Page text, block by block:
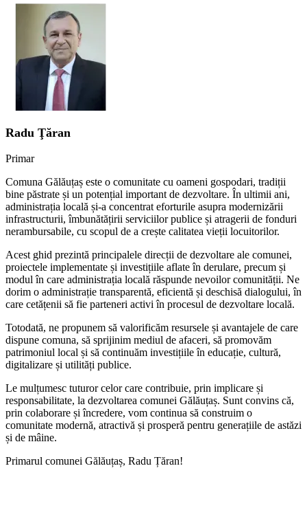
Radu Ţăran
Primar
Comuna Gălăuțaș este o comunitate cu oameni gospodari, tradiții
bine păstrate și un potențial important de dezvoltare. În ultimii ani,
administrația locală și-a concentrat eforturile asupra modernizării
infrastructurii, îmbunătățirii serviciilor publice și atragerii de fonduri
nerambursabile, cu scopul de a crește calitatea vieții locuitorilor.
Acest ghid prezintă principalele direcții de dezvoltare ale comunei,
proiectele implementate și investițiile aflate în derulare, precum și
modul în care administrația locală răspunde nevoilor comunității. Ne
dorim o administrație transparentă, eficientă și deschisă dialogului, în
care cetățenii să fie parteneri activi în procesul de dezvoltare locală.
Totodată, ne propunem să valorificăm resursele și avantajele de care
dispune comuna, să sprijinim mediul de afaceri, să promovăm
patrimoniul local și să continuăm investițiile în educație, cultură,
digitalizare și utilități publice.
Le mulțumesc tuturor celor care contribuie, prin implicare și
responsabilitate, la dezvoltarea comunei Gălăuțaș. Sunt convins că,
prin colaborare și încredere, vom continua să construim o
comunitate modernă, atractivă și prosperă pentru generațiile de astăzi
și de mâine.
Primarul comunei Gălăuțaș, Radu Țăran!